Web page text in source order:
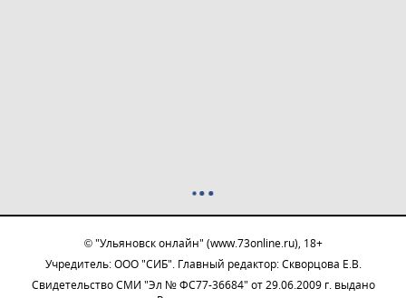
© "Ульяновск онлайн" (www.73online.ru), 18+
Учредитель: ООО "СИБ". Главный редактор: Скворцова Е.В.
Свидетельство СМИ "Эл № ФС77-36684" от 29.06.2009 г. выдано